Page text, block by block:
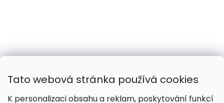
Tato webová stránka používá cookies
K personalizaci obsahu a reklam, poskytování funkcí